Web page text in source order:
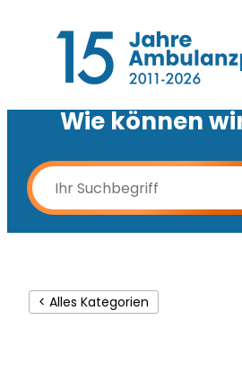
Wie können
< Alles Kategorien